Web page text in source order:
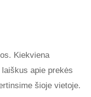
Kiekviena
apie prekės
šioje vietoje.